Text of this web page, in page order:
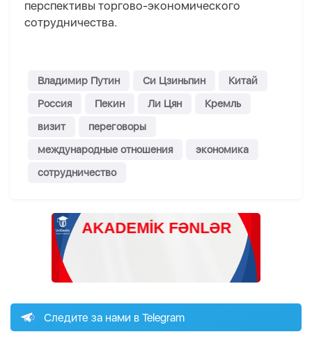
перспективы торгово-экономического
сотрудничества.
Владимир Путин Си Цзиньпин
Китай
Россия
Пекин Ли Цян
Кремль
визит
переговоры
международные отношения
экономика
сотрудничество
Следите за нами в Telegram